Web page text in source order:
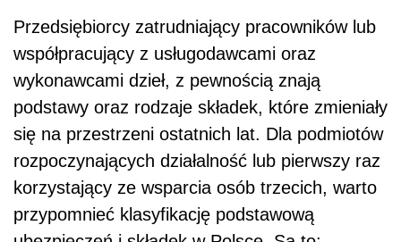
Przedsiębiorcy zatrudniający pracowników lub
współpracujący z usługodawcami oraz
wykonawcami dzieł, z pewnością znają
podstawy oraz rodzaje składek, które zmieniały
się na przestrzeni ostatnich lat. Dla podmiotów
rozpoczynających działalność lub pierwszy raz
korzystający ze wsparcia osób trzecich, warto
przypomnieć klasyfikację podstawową